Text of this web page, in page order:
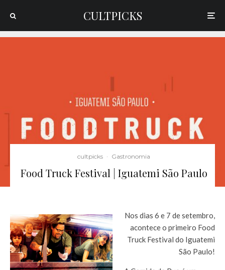
CULTPICKS
cultpicks · Gastronomia
Food Truck Festival | Iguatemi São Paulo
Nos dias 6 e 7 de setembro,
acontece o primeiro Food
Truck Festival do Iguatemi
São Paulo!